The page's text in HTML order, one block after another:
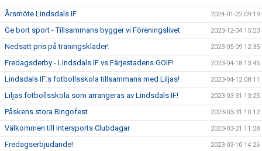
Årsmöte Lindsdals IF 2024-01-22 09:19
Ge bort sport - Tillsammans bygger vi Föreningslivet 2023-12-04 15:23
Nedsatt pris på träningskläder! 2023-05-09 12:35
Fredagsderby - Lindsdals IF vs Färjestadens GOIF! 2023-04-18 13:45
Lindsdals IF:s fotbollsskola tillsammans med Liljas! 2023-04-12 08:11
Liljas fotbollsskola som arrangeras av Lindsdals IF! 2023-03-31 13:25
Påskens stora Bingofest 2023-03-31 10:12
Välkommen till Intersports Clubdagar 2023-03-21 11:28
Fredagserbjudande! 2023-03-10 14:26